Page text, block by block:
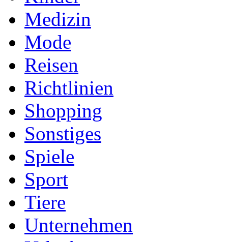
Medizin
Mode
Reisen
Richtlinien
Shopping
Sonstiges
Spiele
Sport
Tiere
Unternehmen